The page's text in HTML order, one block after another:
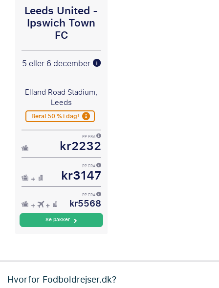
Leeds United -
Ipswich Town
FC
5 eller 6 december
Elland Road Stadium,
Leeds
Betal 50 % i dag!
PP FRA
kr2232
PP FRA
kr3147
PP FRA
kr5568
Se pakker
Hvorfor Fodboldrejser.dk?